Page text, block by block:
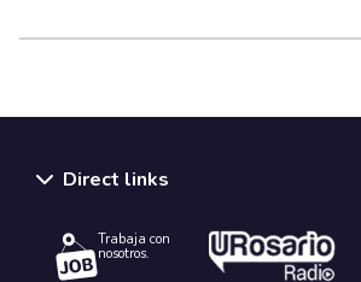
Direct links
Trabaja con
nosotros.